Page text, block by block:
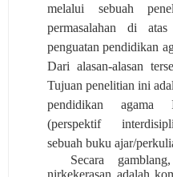
melalui sebuah
permasalahan di
penguatan pendidikan
Dari alasan-alasan
Tujuan penelitian ini
pendidikan agama
(perspektif
sebuah buku ajar/
Secara
nirkekerasan adalah